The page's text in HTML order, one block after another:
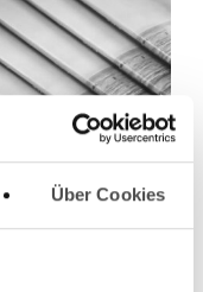
Über Cookies